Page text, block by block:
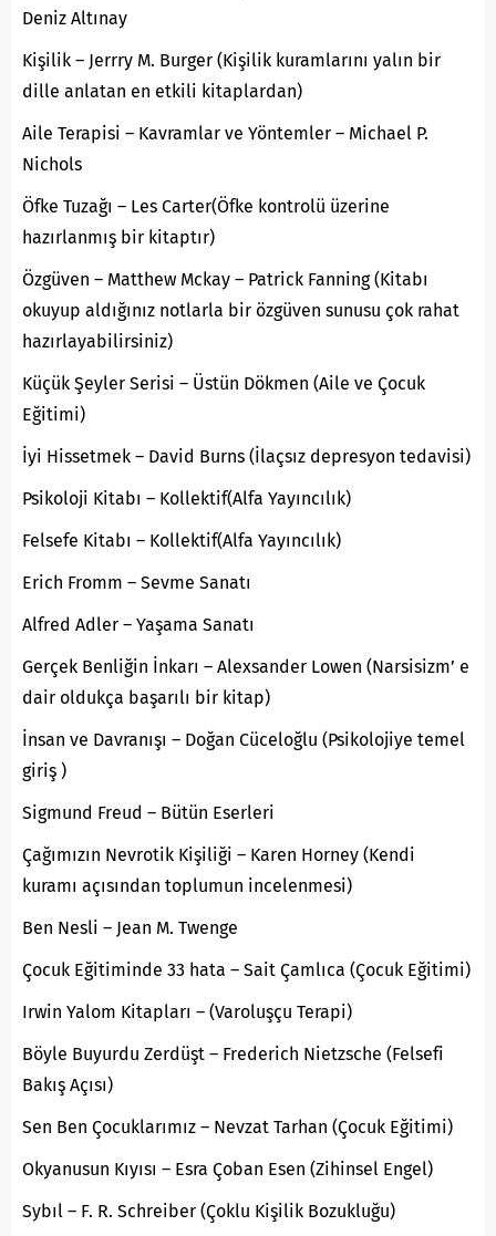
Deniz Altınay
Kişilik – Jerrry M. Burger (Kişilik kuramlarını yalın bir
dille anlatan en etkili kitaplardan)
Aile Terapisi – Kavramlar ve Yöntemler – Michael P.
Nichols
Öfke Tuzağı – Les Carter(Öfke kontrolü üzerine
hazırlanmış bir kitaptır)
Özgüven – Matthew Mckay – Patrick Fanning (Kitabı
okuyup aldığınız notlarla bir özgüven sunusu çok rahat
hazırlayabilirsiniz)
Küçük Şeyler Serisi – Üstün Dökmen (Aile ve Çocuk
Eğitimi)
İyi Hissetmek – David Burns (İlaçsız depresyon tedavisi)
Psikoloji Kitabı – Kollektif(Alfa Yayıncılık)
Felsefe Kitabı – Kollektif(Alfa Yayıncılık)
Erich Fromm – Sevme Sanatı
Alfred Adler – Yaşama Sanatı
Gerçek Benliğin İnkarı – Alexsander Lowen (Narsisizm’ e
dair oldukça başarılı bir kitap)
İnsan ve Davranışı – Doğan Cüceloğlu (Psikolojiye temel
giriş )
Sigmund Freud – Bütün Eserleri
Çağımızın Nevrotik Kişiliği – Karen Horney (Kendi
kuramı açısından toplumun incelenmesi)
Ben Nesli – Jean M. Twenge
Çocuk Eğitiminde 33 hata – Sait Çamlıca (Çocuk Eğitimi)
Irwin Yalom Kitapları – (Varoluşçu Terapi)
Böyle Buyurdu Zerdüşt – Frederich Nietzsche (Felsefi
Bakış Açısı)
Sen Ben Çocuklarımız – Nevzat Tarhan (Çocuk Eğitimi)
Okyanusun Kıyısı – Esra Çoban Esen (Zihinsel Engel)
Sybıl – F. R. Schreiber (Çoklu Kişilik Bozukluğu)